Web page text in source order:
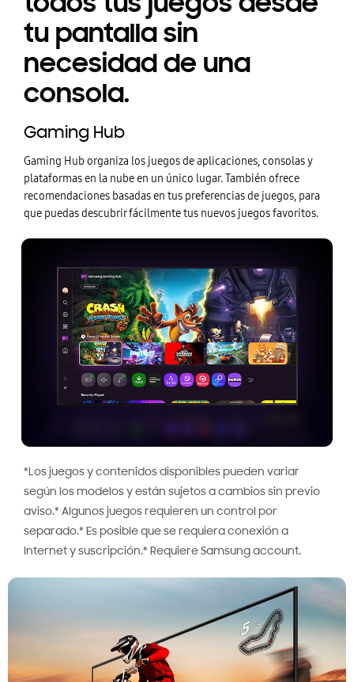
tu pantalla sin
necesidad de una
consola.
Gaming Hub
Gaming Hub organiza los juegos de aplicaciones, consolas y
plataformas en la nube en un único lugar. También ofrece
recomendaciones basadas en tus preferencias de juegos, para
que puedas descubrir fácilmente tus nuevos juegos favoritos.
*Los juegos y contenidos disponibles pueden variar
según los modelos y están sujetos a cambios sin previo
aviso.* Algunos juegos requieren un control por
separado.* Es posible que se requiera conexión a
Internet y suscripción.* Requiere Samsung account.